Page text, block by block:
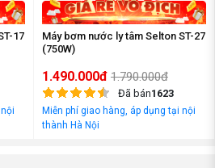
17
Máy bơm nước ly tâm Selton ST-27
(750W)
1.490.000đ 1.790.000đ
Đã bán1623
Miễn phí giao hàng, áp dụng tại nội
thành Hà Nội